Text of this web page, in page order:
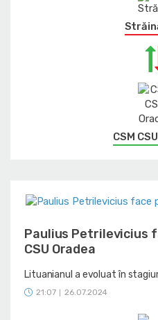
CSM
Paulius Petrilevicius
CSU Oradea
Lituanianul a evoluat în
21:07 26.07.2024